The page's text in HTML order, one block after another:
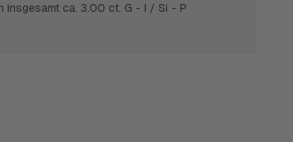
insgesamt ca. 3.00 ct. G - I / Si - P